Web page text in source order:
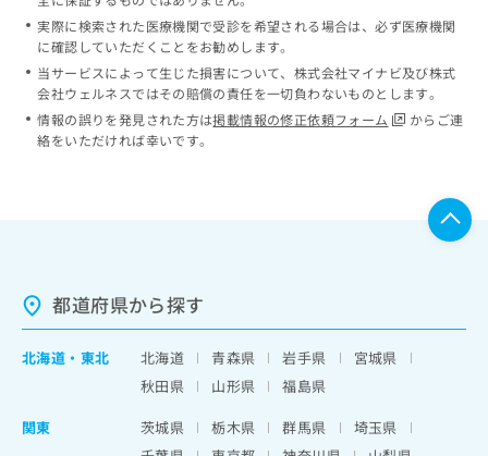
実際に検索された医療機関で受診を希望される場合は、必ず医療機関
に確認していただくことをお勧めします。
当サービスによって生じた損害について、株式会社マイナビ及び株式
会社ウェルネスではその賠償の責任を一切負わないものとします。
情報の誤りを発見された方は掲載情報の修正依頼フォーム
からご連
絡をいただければ幸いです。
都道府県から探す
北海道 ・ 東北 北海道 青森県 岩手県
宮城県
秋田県
山形県
福島県
関東
茨城県 栃木県 群馬県
埼玉県